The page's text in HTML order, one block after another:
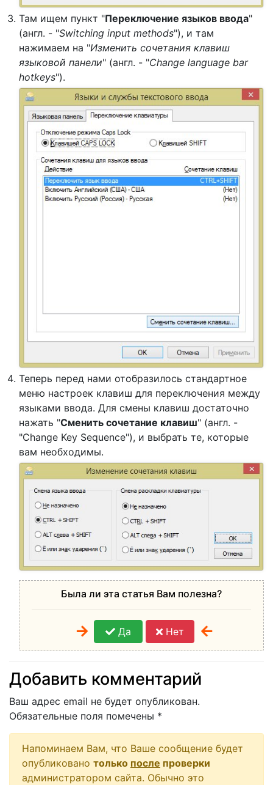
Там ищем пункт "Переключение языков ввода"
(англ. - "Switching input methods"), и там
нажимаем на "Изменить сочетания клавиш
языковой панели" (англ. - "Change language bar
hotkeys").
Теперь перед нами отобразилось стандартное
меню настроек клавиш для переключения между
языками ввода. Для смены клавиш достаточно
нажать "Сменить сочетание клавиш" (англ. -
"Change Key Sequence"), и выбрать те, которые
вам необходимы.
Была ли эта статья Вам полезна?
Да Нет
Добавить комментарий
Ваш адрес email не будет опубликован.
Обязательные поля помечены *
Напоминаем Вам, что Ваше сообщение будет
опубликовано только после проверки
администратором сайта. Обычно это